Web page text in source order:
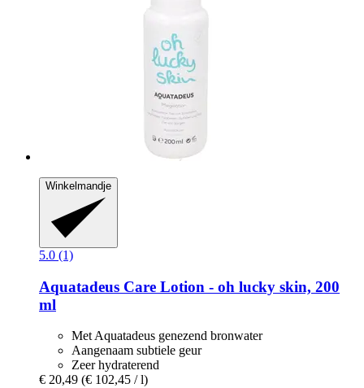
Winkelmandje
5.0 (1)
Aquatadeus Care Lotion -​ oh lucky skin, 200
ml
Met Aquatadeus genezend bronwater
Aangenaam subtiele geur
Zeer hydraterend
€ 20,49 (€ 102,45 / l)